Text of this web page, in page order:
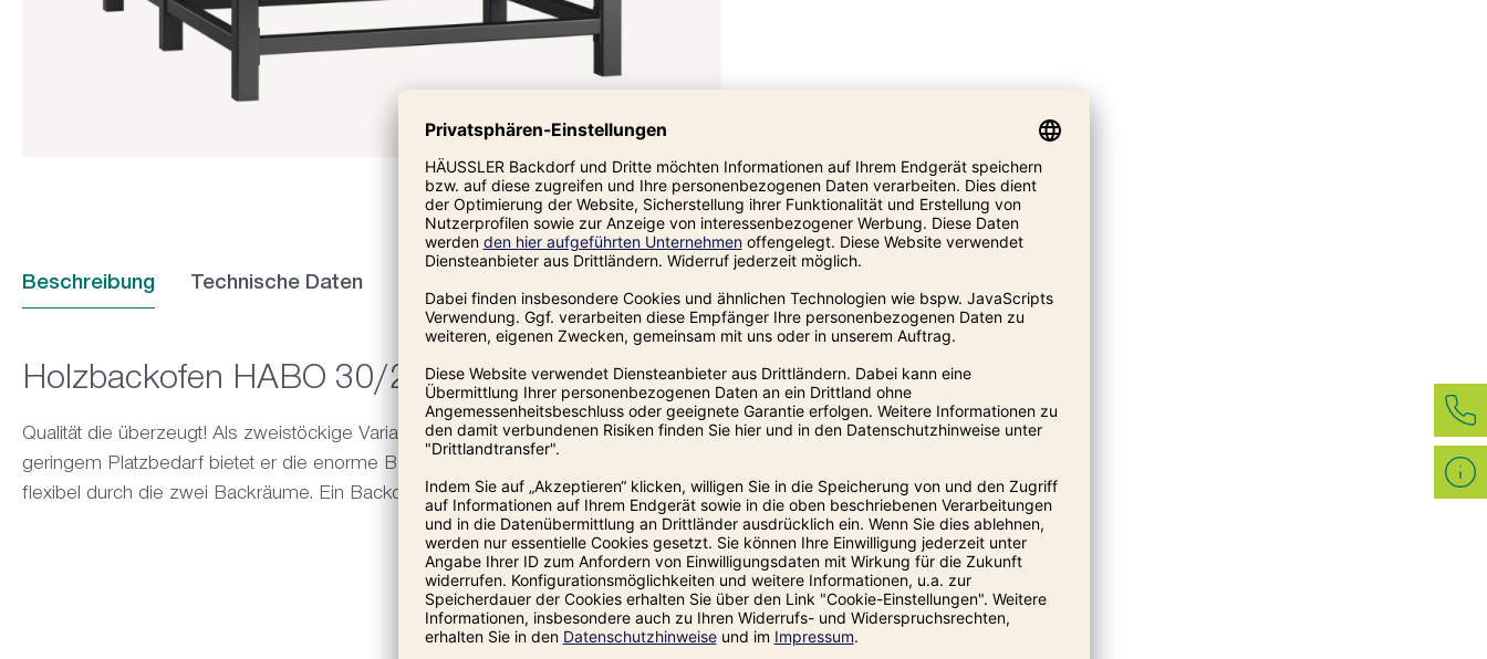
Beschreibung Technische Daten
Holzbackofen HABO 30/2
Qualität die überzeugt! Als zweistöckige Variante wird der HABO 30/2 zur großen Nummer. Bei relativ
geringem Platzbedarf bietet er die enorme Backfläche von 5,46 Quadratmetern. Er ist groß und
flexibel durch die zwei Backräume. Ein Backofen für Profis und Holzofenliebhaber.